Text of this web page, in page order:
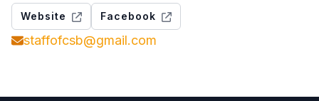
Website Facebook
staffofcsb@gmail.com